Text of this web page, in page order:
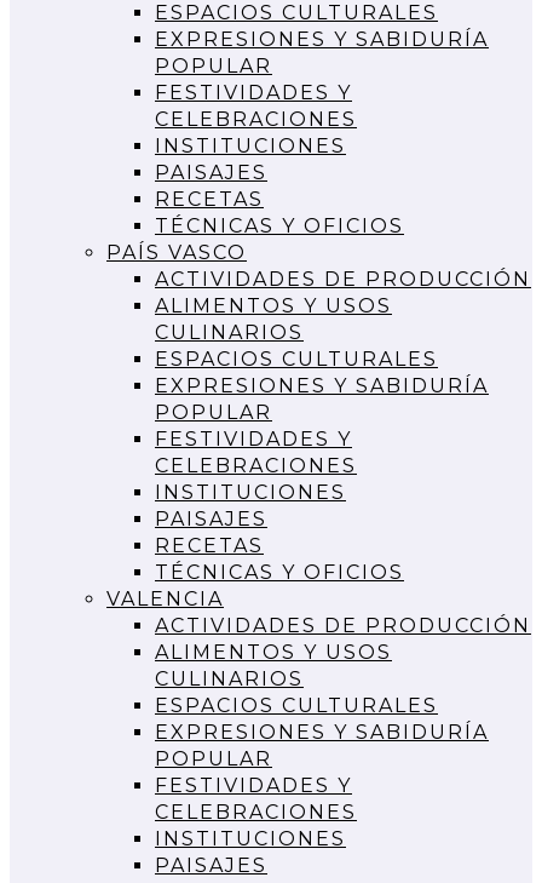
ESPACIOS CULTURALES
EXPRESIONES Y SABIDURÍA
POPULAR
FESTIVIDADES Y
CELEBRACIONES
INSTITUCIONES
PAISAJES
RECETAS
TÉCNICAS Y OFICIOS
PAÍS VASCO
ACTIVIDADES DE PRODUCCIÓN
ALIMENTOS Y USOS
CULINARIOS
ESPACIOS CULTURALES
EXPRESIONES Y SABIDURÍA
POPULAR
FESTIVIDADES Y
CELEBRACIONES
INSTITUCIONES
PAISAJES
RECETAS
TÉCNICAS Y OFICIOS
VALENCIA
ACTIVIDADES DE PRODUCCIÓN
ALIMENTOS Y USOS
CULINARIOS
ESPACIOS CULTURALES
EXPRESIONES Y SABIDURÍA
POPULAR
FESTIVIDADES Y
CELEBRACIONES
INSTITUCIONES
PAISAJES